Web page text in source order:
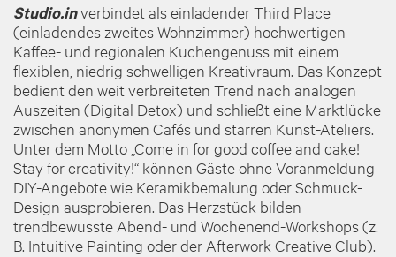
Studio.inverbindet als einladender Third Place
(einladendes zweites Wohnzimmer) hochwertigen
Kaffee- und regionalen Kuchengenuss mit einem
flexiblen, niedrig schwelligen Kreativraum. Das Konzept
bedient den weit verbreiteten Trend nach analogen
Auszeiten (Digital Detox) und schließt eine Marktlücke
zwischen anonymen Cafés und starren Kunst-Ateliers.
Unter dem Motto „Come in for good coffee and cake!
Stay for creativity!“ können Gäste ohne Voranmeldung
DIY-Angebote wie Keramikbemalung oder Schmuck-
Design ausprobieren. Das Herzstück bilden
trendbewusste Abend- und Wochenend-Workshops (z.
B. Intuitive Painting oder der Afterwork Creative Club).